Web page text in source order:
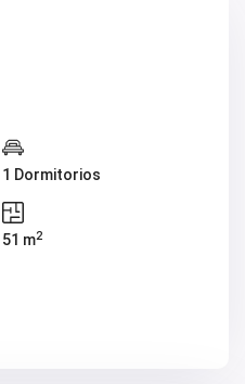
1 Dormitorios
51 m2